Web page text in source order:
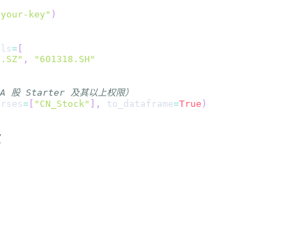
key" )
=
,
"601318.SH"
股 Starter 及其以上权限）
= "CN_Stock" , to_dataframe=True )